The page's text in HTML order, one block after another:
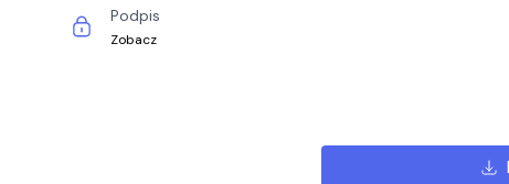
Podpis
Zobacz